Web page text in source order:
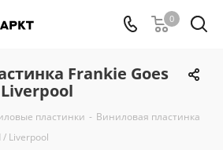
0
Frankie Goes
пластинки - Виниловая пластинка
/ Liverpool